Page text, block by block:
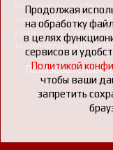
обозначения профиля
точной идентификации
узлов и сопутствующих
транспортными
Продолжая
на обработку
в целях
сервисов и
Политикой
чтобы ваши
запретить